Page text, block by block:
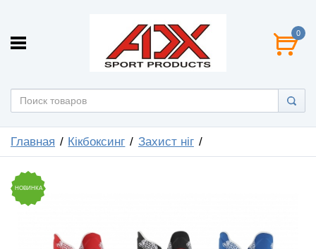
0
Главная Кікбоксинг Захист ніг
НОВИНКА